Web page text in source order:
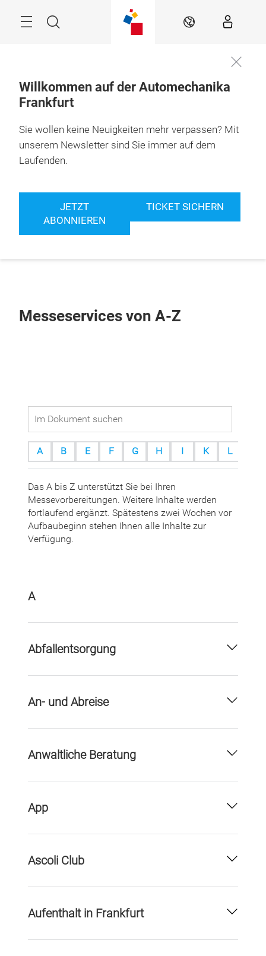
Suche DE
Willkommen auf der Automechanika
Frankfurt
Sie wollen keine Neuigkeiten mehr verpassen? Mit
unserem Newsletter sind Sie immer auf dem
Laufenden.
JETZT
ABONNIEREN
TICKET SICHERN
Messeservices von A-Z
A B E F G H I K L
Das A bis Z unterstützt Sie bei Ihren
Messevorbereitungen. Weitere Inhalte werden
fortlaufend ergänzt. Spätestens zwei Wochen vor
Aufbaubeginn stehen Ihnen alle Inhalte zur
Verfügung.
A
Abfallentsorgung
An- und Abreise
Anwaltliche Beratung
App
Ascoli Club
Aufenthalt in Frankfurt